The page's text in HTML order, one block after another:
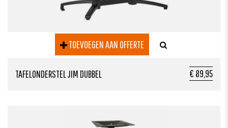
TOEVOEGEN AAN OFFERTE
€ 89,95
TAFELONDERSTEL JIM DUBBEL